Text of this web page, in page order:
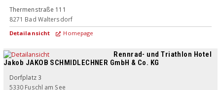
Thermenstraße 111
8271 Bad Waltersdorf
Detailansicht Homepage
Rennrad- und Triathlon Hotel
Jakob JAKOB SCHMIDLECHNER GmbH & Co. KG
Dorfplatz 3
5330 Fuschl am See